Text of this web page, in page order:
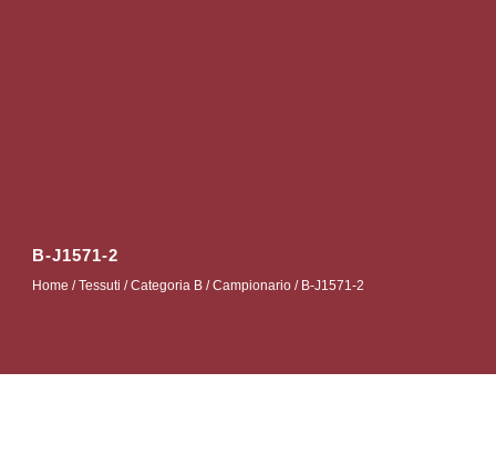
B-J1571-2
Home /Tessuti /Categoria B /Campionario / B-J1571-2